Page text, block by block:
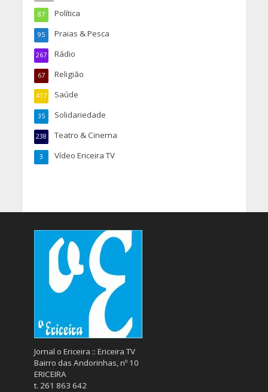
Política
87
Praias & Pesca
95
Rádio
267
Religião
67
Saúde
417
Solidariedade
35
Teatro & Cinema
238
Vídeo Ericeira TV
3
Jornal o Ericeira :: Ericeira TV
Bairro das Andorinhas, nº 10
ERICEIRA
t. 261 863 642